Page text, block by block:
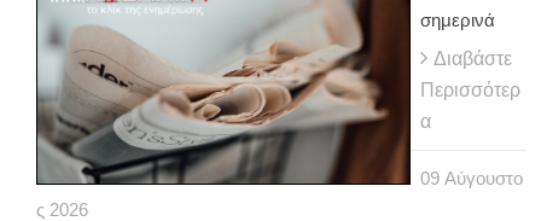
σημερινά
Διαβάστε
Περισσότερ
α
09 Αύγουστο
ς 2026